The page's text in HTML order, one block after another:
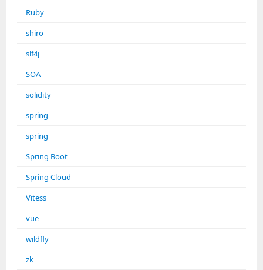
Ruby
shiro
slf4j
SOA
solidity
spring
spring
Spring Boot
Spring Cloud
Vitess
vue
wildfly
zk